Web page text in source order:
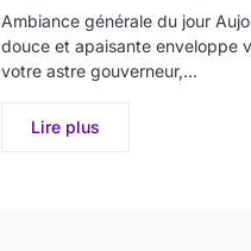
Ambiance générale du jour
douce et apaisante enveloppe
votre astre gouverneur,…
Lire plus